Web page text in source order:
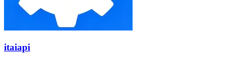
itaiapi